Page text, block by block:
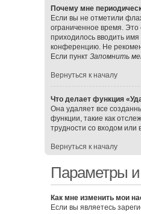
Почему мне
Если вы не отметили
ограниченное время. Это
приходилось вводить
конференцию. Не
Если пункт Запомнить
Вернуться к началу
Что делает функция
Она удаляет все
функции, такие как
трудности со входом
Вернуться к началу
Параметры и
Как мне изменить мои
Если вы являетесь